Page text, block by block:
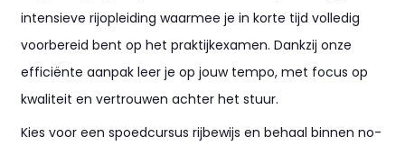
intensieve rijopleiding waarmee je in korte tijd volledig
voorbereid bent op het praktijkexamen. Dankzij onze
efficiënte aanpak leer je op jouw tempo, met focus op
kwaliteit en vertrouwen achter het stuur.
Kies voor een spoedcursus rijbewijs en behaal binnen no-